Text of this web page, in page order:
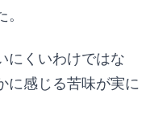
にくいわけではな
に感じる苦味が実に